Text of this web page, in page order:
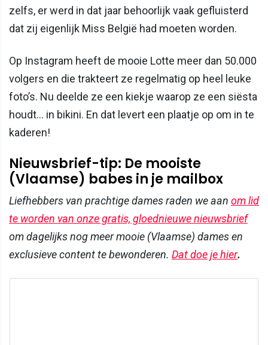
zelfs, er werd in dat jaar behoorlijk vaak gefluisterd
dat zij eigenlijk Miss België had moeten worden.
Op Instagram heeft de mooie Lotte meer dan 50.000
volgers en die trakteert ze regelmatig op heel leuke
foto’s. Nu deelde ze een kiekje waarop ze een siësta
houdt... in bikini. En dat levert een plaatje op om in te
kaderen!
Nieuwsbrief-tip: De mooiste
(Vlaamse) babes in je mailbox
Liefhebbers van prachtige dames raden we aan om lid
te worden van onze gratis, gloednieuwe nieuwsbrief
om dagelijks nog meer mooie (Vlaamse) dames en
exclusieve content te bewonderen. Dat doe je hier.